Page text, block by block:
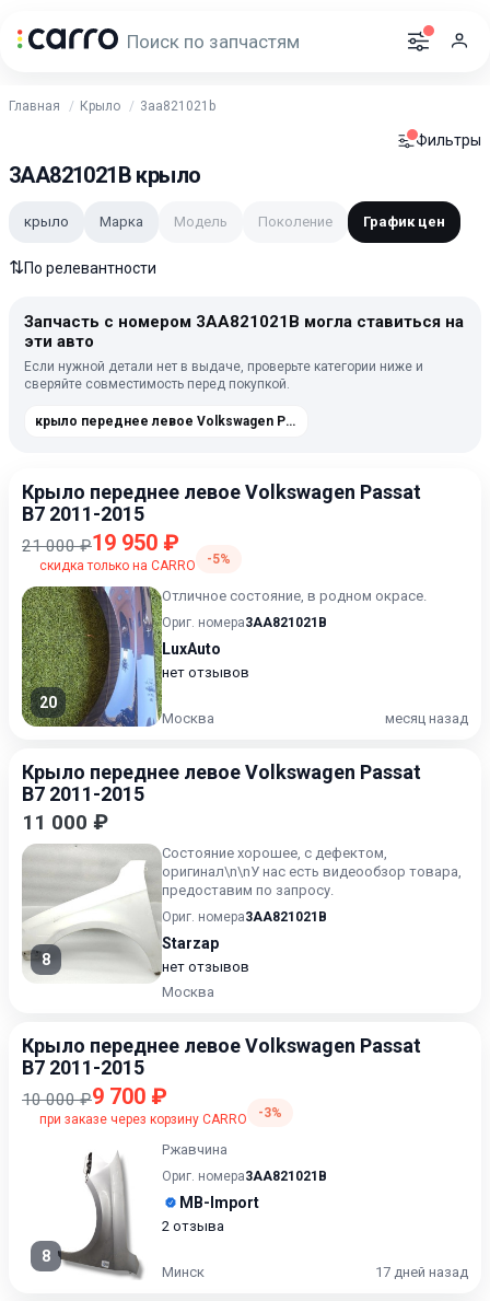
Главная Крыло 3aa821021b
Фильтры
3AA821021B крыло
крыло Марка Модель Поколение График цен
⇅По релевантности
Запчасть с номером 3AA821021B могла ставиться на
эти авто
Если нужной детали нет в выдаче, проверьте категории ниже и
сверяйте совместимость перед покупкой.
крыло переднее левое Volkswagen Passat B7 2011-2015
Крыло переднее левое Volkswagen Passat
B7 2011-2015
21 000 ₽19 950 ₽
скидка только на CARRO -5%
20
Отличное состояние, в родном окрасе.
Ориг. номера3AA821021B
LuxAuto
нет отзывов
Москва месяц назад
Крыло переднее левое Volkswagen Passat
B7 2011-2015
11 000 ₽
8
Состояние хорошее, с дефектом,
оригинал\n\nУ нас есть видеообзор товара,
предоставим по запросу.
Ориг. номера3AA821021B
Starzap
нет отзывов
Москва
Крыло переднее левое Volkswagen Passat
B7 2011-2015
10 000 ₽9 700 ₽
при заказе через корзину CARRO -3%
8
Ржавчина
Ориг. номера3AA821021B
MB-Import
2 отзыва
Минск 17 дней назад